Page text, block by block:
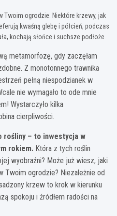
Twoim ogrodzie. Niektóre krzewy, jak
kwaśną glebę i półcień, podczas
kochają słońce i suchsze podłoże.
metamorfozę, gdy zaczęłam
Z monotonnego trawnika
pełną niespodzianek w
nie wymagało to ode mnie
Wystarczyło kilka
cierpliwości.
rośliny – to inwestycja w
rokiem. Która z tych roślin
wyobraźni? Może już wiesz, jaki
Twoim ogrodzie? Niezależnie od
krzew to krok w kierunku
spokoju i źródłem radości na